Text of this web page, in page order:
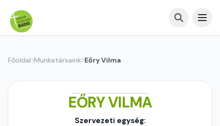
Főoldal Munkatársaink Eőry Vilma
EŐRY VILMA
Szervezeti egység: